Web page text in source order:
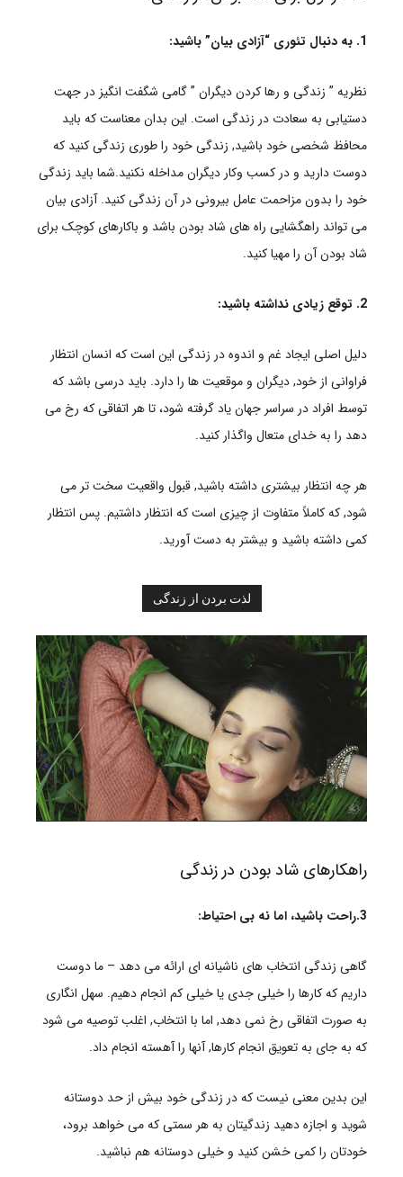
1. به دنبال تئوری “آزادی بیان” باشید:
نظریه ” زندگی و رها کردن دیگران ” گامی شگفت انگیز در جهت
دستیابی به سعادت در زندگی است. این بدان معناست که باید
محافظ شخصی خود باشید, زندگی خود را طوری زندگی کنید که
دوست دارید و در کسب وکار دیگران مداخله نکنید.شما باید زندگی
خود را بدون مزاحمت عامل بیرونی در آن زندگی کنید. آزادی بیان
می تواند راهگشایی راه های شاد بودن باشد و باکارهای کوچک برای
شاد بودن آن را مهیا کنید.
2. توقع زیادی نداشته باشید:
دلیل اصلی ایجاد غم و اندوه در زندگی این است که انسان انتظار
فراوانی از خود, دیگران و موقعیت ها را دارد. باید درسی باشد که
توسط افراد در سراسر جهان یاد گرفته شود، تا هر اتفاقی که رخ می
دهد را به خدای متعال واگذار کنید.
هر چه انتظار بیشتری داشته باشید, قبول واقعیت سخت تر می
شود, که کاملاً متفاوت از چیزی است که انتظار داشتیم. پس انتظار
کمی داشته باشید و بیشتر به دست آورید.
لذت بردن از زندگی
راهکارهای شاد بودن در زندگی
3.راحت باشید، اما نه بی احتیاط:
گاهی زندگی انتخاب های ناشیانه ای ارائه می دهد – ما دوست
داریم که کارها را خیلی جدی یا خیلی کم انجام دهیم. سهل انگاری
به صورت اتفاقی رخ نمی دهد, اما با انتخاب, اغلب توصیه می شود
که به جای به تعویق انجام کارها, آنها را آهسته انجام داد.
این بدین معنی نیست که در زندگی خود بیش از حد دوستانه
شوید و اجازه دهید زندگیتان به هر سمتی که می خواهد برود،
خودتان را کمی خشن کنید و خیلی دوستانه هم نباشید.